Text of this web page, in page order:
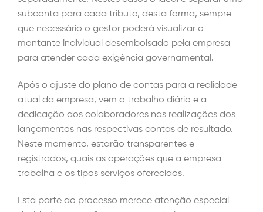
subconta para cada tributo, desta forma, sempre
que necessário o gestor poderá visualizar o
montante individual desembolsado pela empresa
para atender cada exigência governamental.
Após o ajuste do plano de contas para a realidade
atual da empresa, vem o trabalho diário e a
dedicação dos colaboradores nas realizações dos
lançamentos nas respectivas contas de resultado.
Neste momento, estarão transparentes e
registrados, quais as operações que a empresa
trabalha e os tipos serviços oferecidos.
Esta parte do processo merece atenção especial